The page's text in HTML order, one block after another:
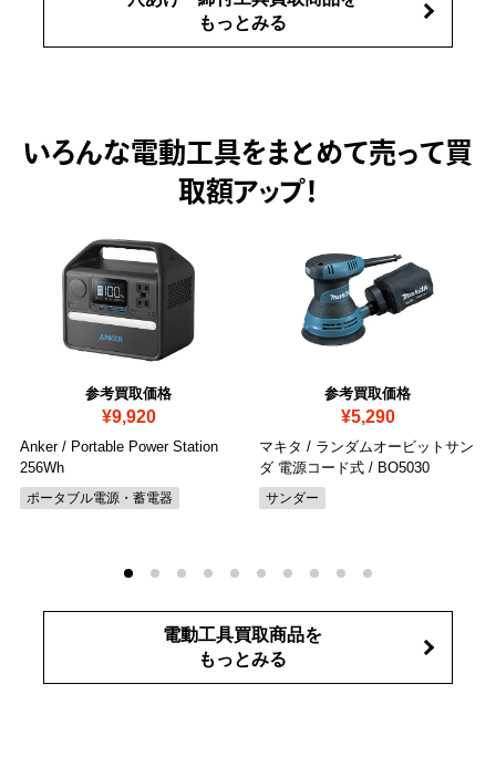
もっとみる
いろんな電動工具をまとめて売って買
取額アップ！
参考買取価格
¥9,920
Anker / Portable Power Station
256Wh
ポータブル電源・蓄電器
参考買取価格
¥5,290
マキタ / ランダムオービットサン
ダ 電源コード式 / BO5030
サンダー
電動工具買取商品を
もっとみる